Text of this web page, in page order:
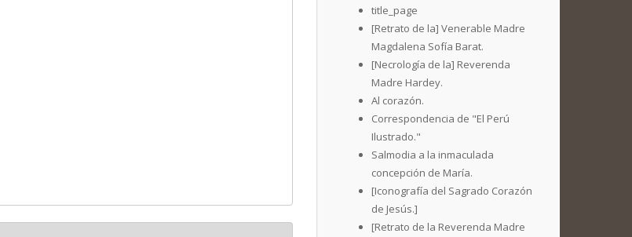
title_page
[Retrato de la] Venerable Madre
Magdalena Sofía Barat.
[Necrología de la] Reverenda
Madre Hardey.
Al corazón.
Correspondencia de "El Perú
Ilustrado."
Salmodia a la inmaculada
concepción de María.
[Iconografía del Sagrado Corazón
de Jesús.]
[Retrato de la Reverenda Madre